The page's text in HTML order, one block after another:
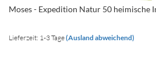
Moses - Expedition Natur 50 heimische
Lieferzeit: 1-3 Tage(Ausland abweichend)